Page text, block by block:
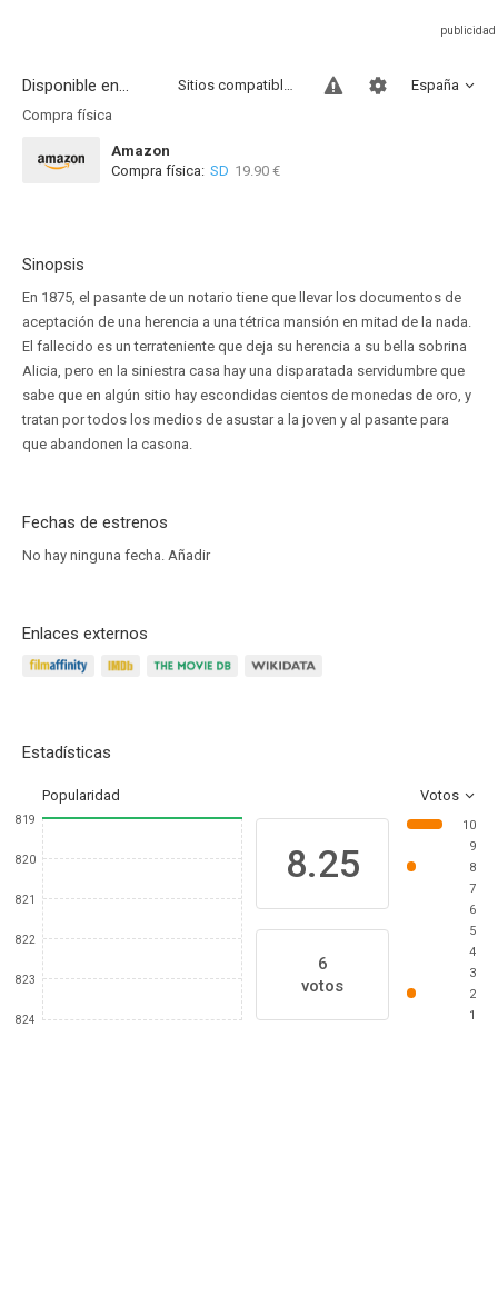
Disponible en... España
Sitios compatibles
Compra física
Amazon
Compra física: SD 19.90 €
Sinopsis
En 1875, el pasante de un notario tiene que llevar los documentos de
aceptación de una herencia a una tétrica mansión en mitad de la nada.
El fallecido es un terrateniente que deja su herencia a su bella sobrina
Alicia, pero en la siniestra casa hay una disparatada servidumbre que
sabe que en algún sitio hay escondidas cientos de monedas de oro, y
tratan por todos los medios de asustar a la joven y al pasante para
que abandonen la casona.
Fechas de estrenos
No hay ninguna fecha. Añadir
Enlaces externos
Estadísticas
Popularidad Votos
819
820
821
822
823
824
8.25
6
votos
10
9
8
7
6
5
4
3
2
1